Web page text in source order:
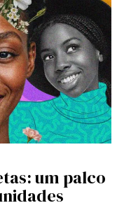
um palco